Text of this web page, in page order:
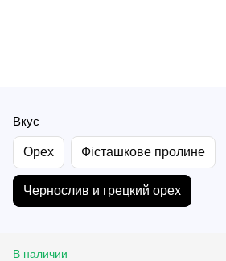
Вкус
Орех Фісташкове пролине
Чернослив и грецкий орех
В наличии